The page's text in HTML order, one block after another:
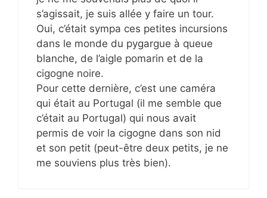
s’agissait, je suis allée y faire un tour.
Oui, c’était sympa ces petites incursions
dans le monde du pygargue à queue
blanche, de l’aigle pomarin et de la
cigogne noire.
Pour cette dernière, c’est une caméra
qui était au Portugal (il me semble que
c’était au Portugal) qui nous avait
permis de voir la cigogne dans son nid
et son petit (peut-être deux petits, je ne
me souviens plus très bien).